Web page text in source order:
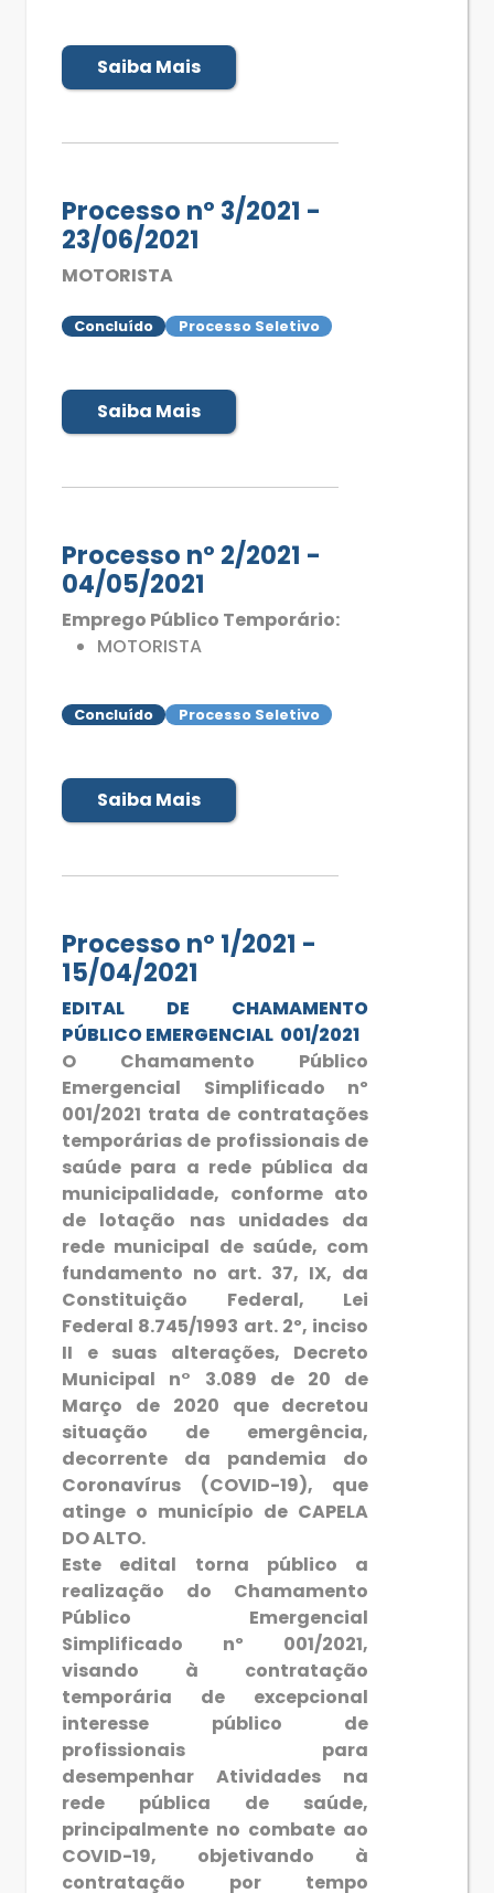
Saiba Mais
Processo nº 3/2021 -
23/06/2021
MOTORISTA
Concluído Processo Seletivo
Saiba Mais
Processo nº 2/2021 -
04/05/2021
Emprego Público Temporário:
MOTORISTA
Concluído Processo Seletivo
Saiba Mais
Processo nº 1/2021 -
15/04/2021
EDITAL DE CHAMAMENTO
PÚBLICO EMERGENCIAL 001/2021
O Chamamento Público
Emergencial Simplificado nº
001/2021 trata de contratações
temporárias de profissionais de
saúde para a rede pública da
municipalidade, conforme ato
de lotação nas unidades da
rede municipal de saúde, com
fundamento no art. 37, IX, da
Constituição Federal, Lei
Federal 8.745/1993 art. 2º, inciso
II e suas alterações, Decreto
Municipal n° 3.089 de 20 de
Março de 2020 que decretou
situação de emergência,
decorrente da pandemia do
Coronavírus (COVID-19), que
atinge o município de CAPELA
DO ALTO.
Este edital torna público a
realização do Chamamento
Público Emergencial
Simplificado nº 001/2021,
visando à contratação
temporária de excepcional
interesse público de
profissionais para
desempenhar Atividades na
rede pública de saúde,
principalmente no combate ao
COVID-19, objetivando à
contratação por tempo